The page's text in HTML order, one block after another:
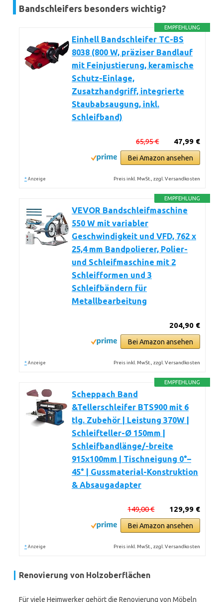
Bandschleifers besonders wichtig?
EMPFEHLUNG
Einhell Bandschleifer TC-BS
8038 (800 W, präziser Bandlauf
mit Feinjustierung, keramische
Schutz-Einlage,
Zusatzhandgriff, integrierte
Staubabsaugung, inkl.
Schleifband)
47,99 €
65,95 €
Bei Amazon ansehen
* Anzeige Preis inkl. MwSt., zzgl. Versandkosten
EMPFEHLUNG
VEVOR Bandschleifmaschine
550 W mit variabler
Geschwindigkeit und VFD, 762 x
25,4 mm Bandpolierer, Polier-
und Schleifmaschine mit 2
Schleifformen und 3
Schleifbändern für
Metallbearbeitung
204,90 €
Bei Amazon ansehen
* Anzeige Preis inkl. MwSt., zzgl. Versandkosten
EMPFEHLUNG
Scheppach Band
&Tellerschleifer BTS900 mit 6
tlg. Zubehör | Leistung 370W |
Schleifteller-Ø 150mm |
Schleifbandlänge/-breite
915x100mm | Tischneigung 0°–
45° | Gussmaterial-Konstruktion
& Absaugadapter
129,99 €
149,00 €
Bei Amazon ansehen
* Anzeige Preis inkl. MwSt., zzgl. Versandkosten
Renovierung von Holzoberflächen
Für viele Heimwerker gehört die Renovierung von Möbeln